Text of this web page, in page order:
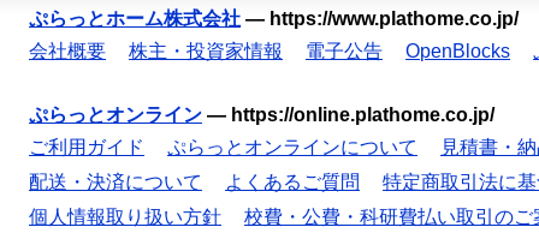
ぷらっとホーム株式会社 — https://www.plathome.co.jp/
会社概要
株主・投資家情報 電子公告 OpenBlocks
ぷらっとオンライン — https://online.plathome.co.jp/
ご利用ガイド
ぷらっとオンラインについて
見積書・
配送・決済について
よくあるご質問
特定商取引法に
個人情報取り扱い方針
校費・公費・科研費払い取引のご